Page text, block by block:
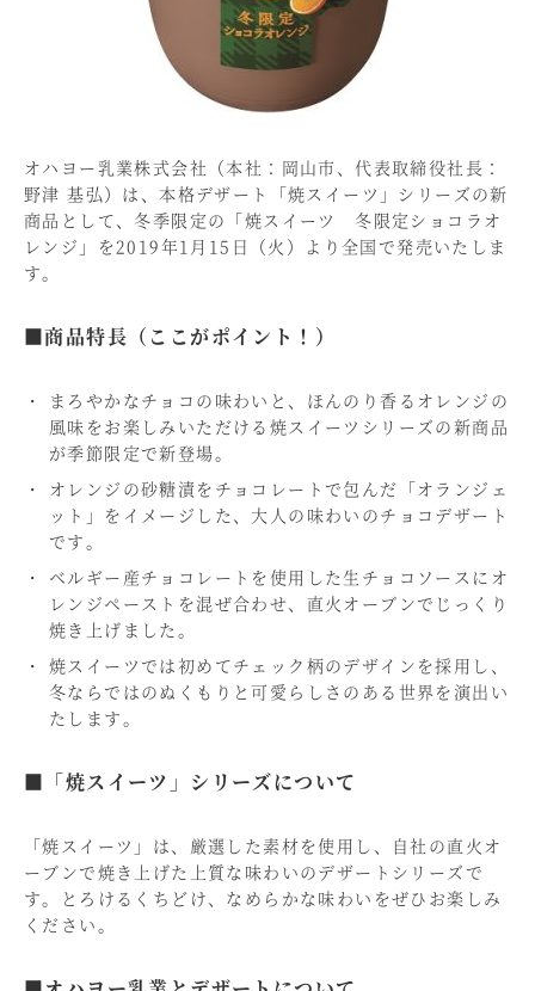
オハヨー乳業株式会社（本社：岡山市、代表取締役社長：
野津 基弘）は、本格デザート「焼スイーツ」シリーズの新
商品として、冬季限定の「焼スイーツ 冬限定ショコラオ
レンジ」を2019年1月15日（火）より全国で発売いたしま
す。
■商品特長（ここがポイント！）
まろやかなチョコの味わいと、ほんのり香るオレンジの
風味をお楽しみいただける焼スイーツシリーズの新商品
が季節限定で新登場。
オレンジの砂糖漬をチョコレートで包んだ「オランジェ
ット」をイメージした、大人の味わいのチョコデザート
です。
ベルギー産チョコレートを使用した生チョコソースにオ
レンジペーストを混ぜ合わせ、直火オーブンでじっくり
焼き上げました。
焼スイーツでは初めてチェック柄のデザインを採用し、
冬ならではのぬくもりと可愛らしさのある世界を演出い
たします。
■「焼スイーツ」シリーズについて
「焼スイーツ」は、厳選した素材を使用し、自社の直火オ
ーブンで焼き上げた上質な味わいのデザートシリーズで
す。とろけるくちどけ、なめらかな味わいをぜひお楽しみ
ください。